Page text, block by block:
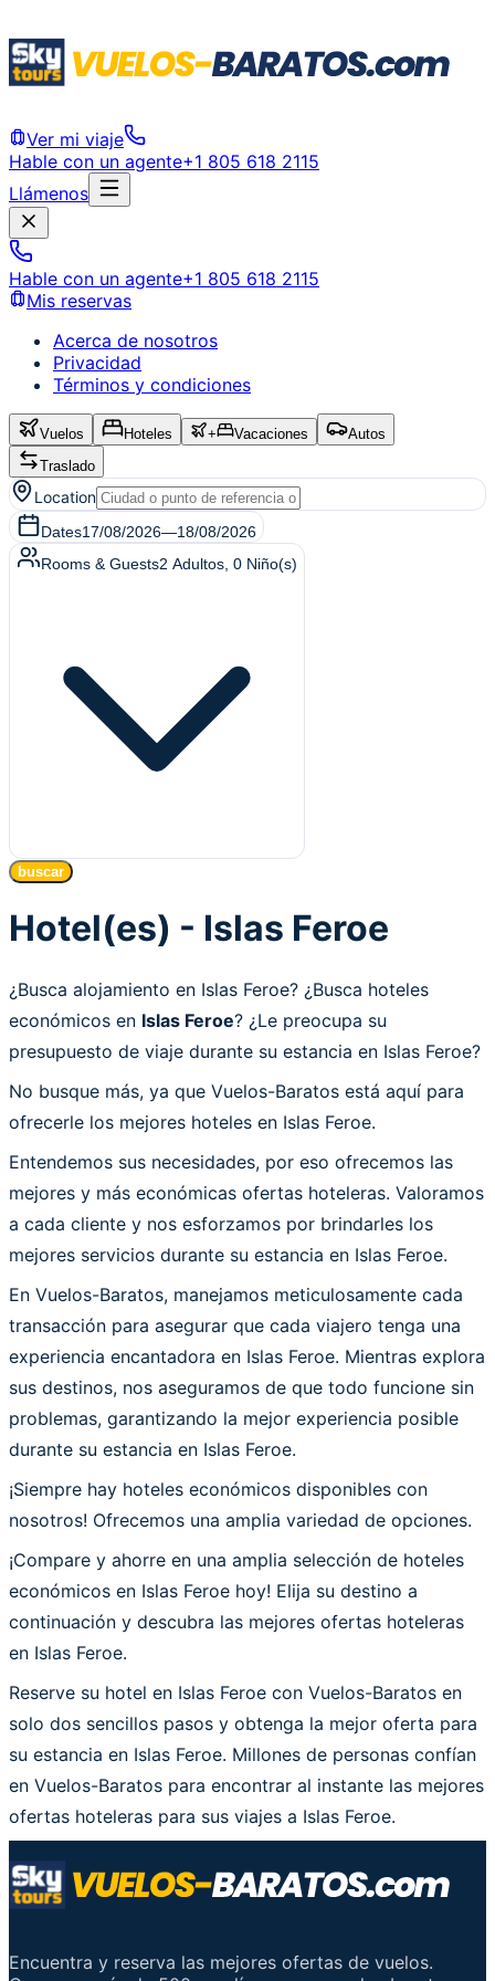
Ver mi viaje
Hable con un agente+1 805 618 2115
Llámenos
Hable con un agente+1 805 618 2115
Mis reservas
Acerca de nosotros
Privacidad
Términos y condiciones
Vuelos Hoteles + Vacaciones
Autos
Traslado
Location
Dates17/08/2026—18/08/2026
Rooms & Guests2 Adultos 0 Niño(s)
buscar
Hotel(es) - Islas Feroe
¿Busca alojamiento en Islas Feroe? ¿Busca hoteles
económicos en Islas Feroe? ¿Le preocupa su
presupuesto de viaje durante su estancia en Islas Feroe?
No busque más, ya que Vuelos-Baratos está aquí para
ofrecerle los mejores hoteles en Islas Feroe.
Entendemos sus necesidades, por eso ofrecemos las
mejores y más económicas ofertas hoteleras. Valoramos
a cada cliente y nos esforzamos por brindarles los
mejores servicios durante su estancia en Islas Feroe.
En Vuelos-Baratos, manejamos meticulosamente cada
transacción para asegurar que cada viajero tenga una
experiencia encantadora en Islas Feroe. Mientras explora
sus destinos, nos aseguramos de que todo funcione sin
problemas, garantizando la mejor experiencia posible
durante su estancia en Islas Feroe.
¡Siempre hay hoteles económicos disponibles con
nosotros! Ofrecemos una amplia variedad de opciones.
¡Compare y ahorre en una amplia selección de hoteles
económicos en Islas Feroe hoy! Elija su destino a
continuación y descubra las mejores ofertas hoteleras
en Islas Feroe.
Reserve su hotel en Islas Feroe con Vuelos-Baratos en
solo dos sencillos pasos y obtenga la mejor oferta para
su estancia en Islas Feroe. Millones de personas confían
en Vuelos-Baratos para encontrar al instante las mejores
ofertas hoteleras para sus viajes a Islas Feroe.
Encuentra y reserva las mejores ofertas de vuelos.